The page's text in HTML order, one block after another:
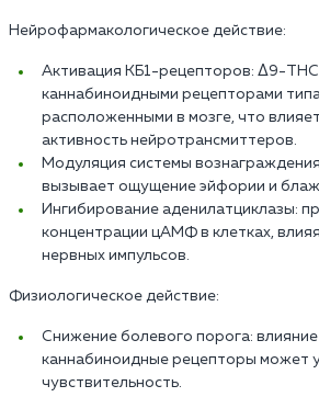
Нейрофармакологическое действие:
Активация КБ1-рецепторов: Δ9-THC
каннабиноидными рецепторами типа
расположенными в мозге, что
активность нейротрансмиттеров.
Модуляция системы
вызывает ощущение эйфории и
Ингибирование аденилатциклазы:
концентрации цАМФ в клетках,
нервных импульсов.
Физиологическое действие:
Снижение болевого порога:
каннабиноидные рецепторы может
чувствительность.